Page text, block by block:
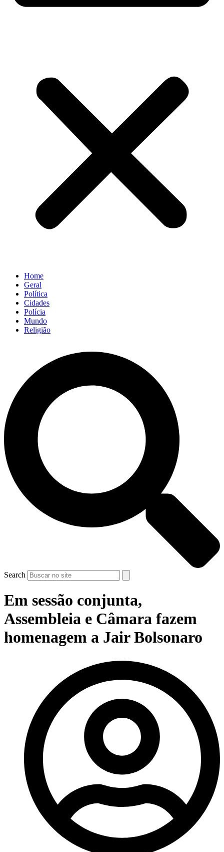
Home
Geral
Política
Cidades
Polícia
Mundo
Religião
Search
Em sessão conjunta,
Assembleia e Câmara fazem
homenagem a Jair Bolsonaro